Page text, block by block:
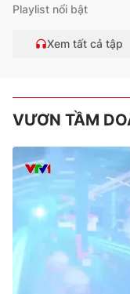
Playlist nổi bật
Xem tất cả tập
VƯƠN TẦM